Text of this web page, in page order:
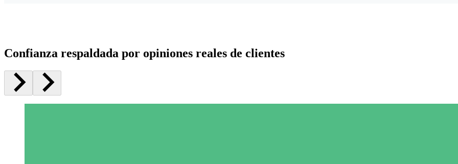
Confianza respaldada por opiniones reales de clientes